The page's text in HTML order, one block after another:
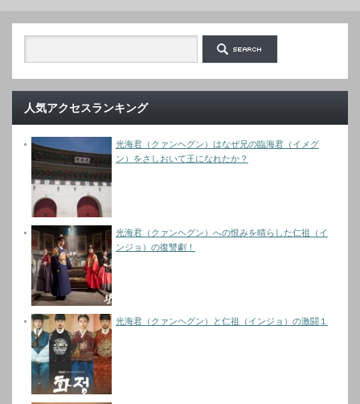
人気アクセスランキング
光海君（クァンヘグン）はなぜ兄の臨海君（イメグ
ン）をさしおいて王になれたか？
光海君（クァンヘグン）への恨みを晴らした仁祖（イ
ンジョ）の復讐劇！
光海君（クァンヘグン）と仁祖（インジョ）の激闘１